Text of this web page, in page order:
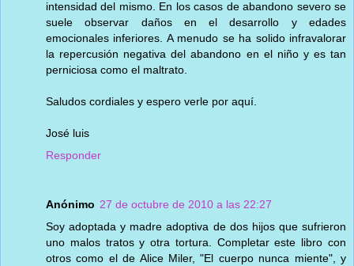
intensidad del mismo. En los casos de abandono severo se
suele observar daños en el desarrollo y edades
emocionales inferiores. A menudo se ha solido infravalorar
la repercusión negativa del abandono en el niño y es tan
perniciosa como el maltrato.
Saludos cordiales y espero verle por aquí.
José luis
Responder
Anónimo 27 de octubre de 2010 a las 22:27
Soy adoptada y madre adoptiva de dos hijos que sufrieron
uno malos tratos y otra tortura. Completar este libro con
otros como el de Alice Miler, "El cuerpo nunca miente", y